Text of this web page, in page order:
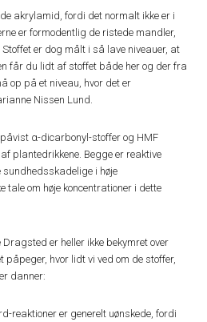
akrylamid, fordi det normalt ikke er i
er formodentlig de ristede mandler,
er dog målt i så lave niveauer, at
får du lidt af stoffet både her og der fra
op på et niveau, hvor det er
Nissen Lund.
α-dicarbonyl-stoffer og HMF
plantedrikkene. Begge er reaktive
i høje
tale om høje koncentrationer i dette
er heller ikke bekymret over
påpeger, hvor lidt vi ved om de stoffer,
danner:
reaktioner er generelt uønskede, fordi